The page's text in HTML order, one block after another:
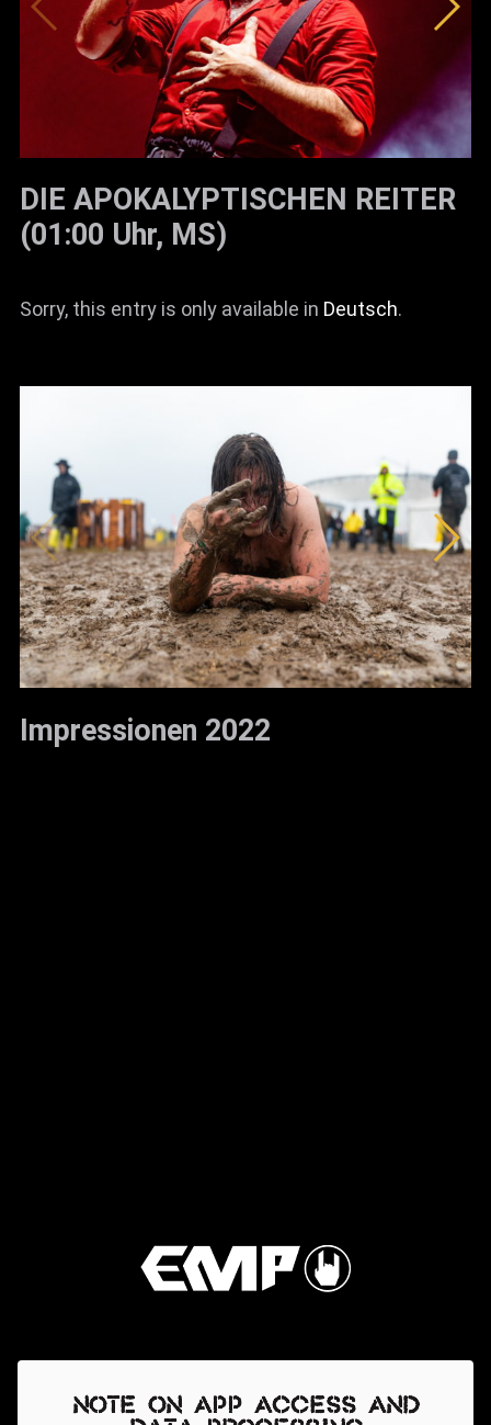
DIE APOKALYPTISCHEN REITER
(01:00 Uhr, MS)
Sorry, this entry is only available in Deutsch.
Impressionen 2022
Note on app access and